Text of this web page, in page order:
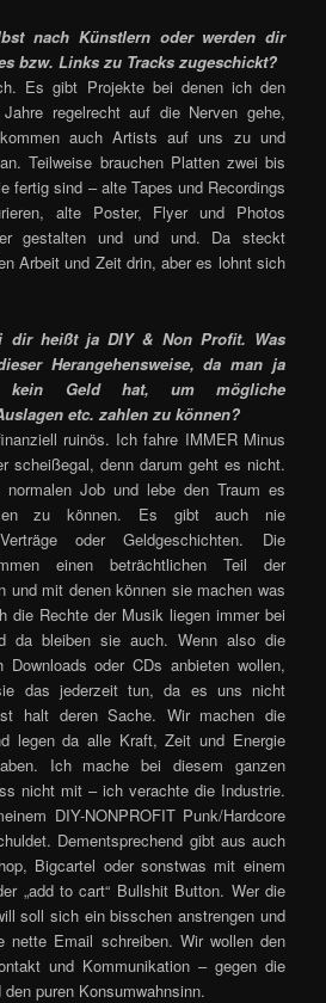
nach Künstlern oder werden dir
bzw. Links zu Tracks zugeschickt?
Es gibt Projekte bei denen ich den
regelrecht auf die Nerven gehe,
auch Artists auf uns zu und
Teilweise brauchen Platten zwei bis
fertig sind – alte Tapes und Recordings
alte Poster, Flyer und Photos
gestalten und und und. Da steckt
Arbeit und Zeit drin, aber es lohnt sich
dir heißt ja DIY & Non Profit. Was
Herangehensweise, da man ja
kein Geld hat, um mögliche
etc. zahlen zu können?
ruinös. Ich fahre IMMER Minus
scheißegal, denn darum geht es nicht.
normalen Job und lebe den Traum es
zu können. Es gibt auch nie
oder Geldgeschichten. Die
einen beträchtlichen Teil der
und mit denen können sie machen was
die Rechte der Musik liegen immer bei
da bleiben sie auch. Wenn also die
Downloads oder CDs anbieten wollen,
das jederzeit tun, da es uns nicht
halt deren Sache. Wir machen die
legen da alle Kraft, Zeit und Energie
Ich mache bei diesem ganzen
nicht mit – ich verachte die Industrie.
DIY-NONPROFIT Punk/Hardcore
Dementsprechend gibt aus auch
Bigcartel oder sonstwas mit einem
„add to cart“ Bullshit Button. Wer die
soll sich ein bisschen anstrengen und
nette Email schreiben. Wir wollen den
und Kommunikation – gegen die
puren Konsumwahnsinn.